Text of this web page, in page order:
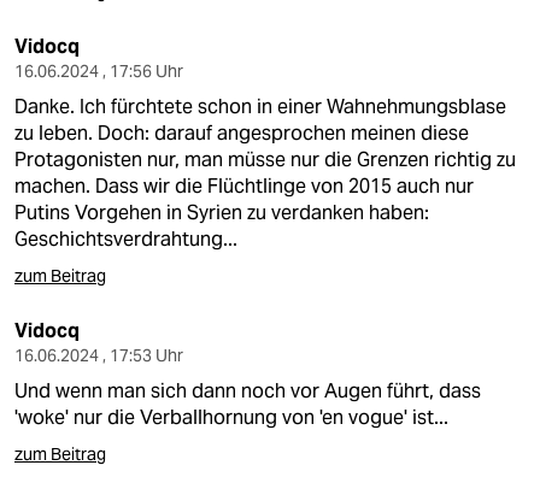
Vidocq
16.06.2024 , 17:56 Uhr
Danke. Ich fürchtete schon in einer Wahnehmungsblase
zu leben. Doch: darauf angesprochen meinen diese
Protagonisten nur, man müsse nur die Grenzen richtig zu
machen. Dass wir die Flüchtlinge von 2015 auch nur
Putins Vorgehen in Syrien zu verdanken haben:
Geschichtsverdrahtung...
zum Beitrag
Vidocq
16.06.2024 , 17:53 Uhr
Und wenn man sich dann noch vor Augen führt, dass
'woke' nur die Verballhornung von 'en vogue' ist...
zum Beitrag